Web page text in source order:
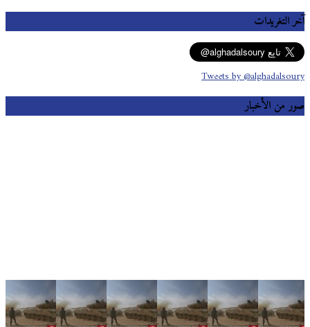
آخر التغريدات
Tweets by @alghadalsoury
صور من الأخبار